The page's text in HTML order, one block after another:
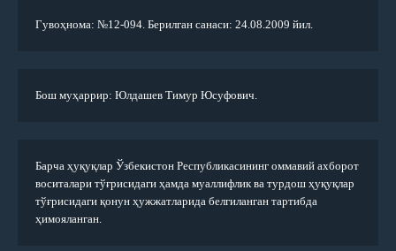
Гувоҳнома: №12-094. Берилган санаси: 24.08.2009 йил.
Бош муҳаррир: Юлдашев Тимур Юсуфович.
Барча ҳуқуқлар Ўзбекистон Республикасининг оммавий ахборот
воситалари тўғрисидаги ҳамда муаллифлик ва турдош ҳуқуқлар
тўғрисидаги қонун ҳужжатларида белгиланган тартибда
ҳимояланган.